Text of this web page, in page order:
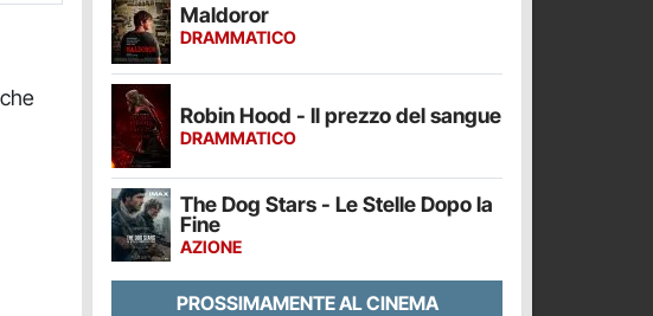
Maldoror
DRAMMATICO
Robin Hood - Il prezzo del sangue
DRAMMATICO
The Dog Stars - Le Stelle Dopo la
Fine
AZIONE
PROSSIMAMENTE AL CINEMA